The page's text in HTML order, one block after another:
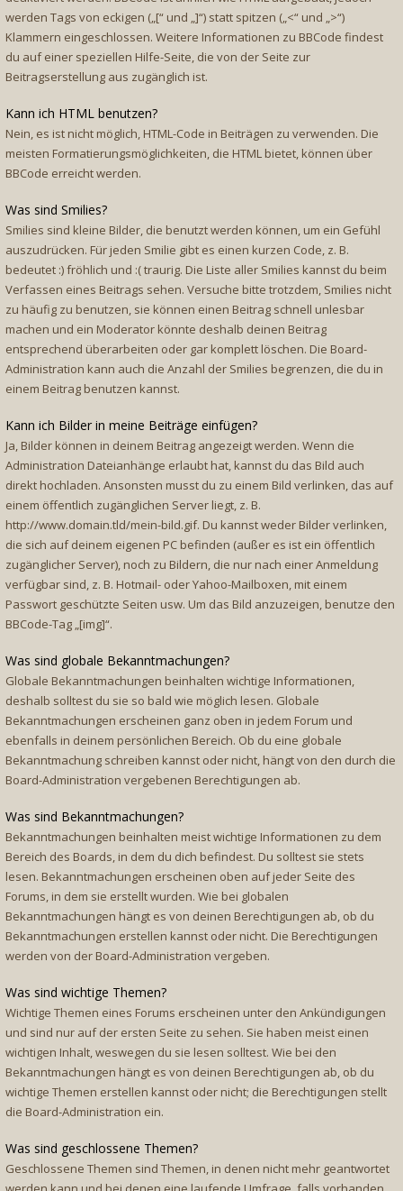
werden Tags von eckigen („[“ und „]“) statt spitzen („<“ und „>“)
Klammern eingeschlossen. Weitere Informationen zu BBCode findest
du auf einer speziellen Hilfe-Seite, die von der Seite zur
Beitragserstellung aus zugänglich ist.
Kann ich HTML benutzen?
Nein, es ist nicht möglich, HTML-Code in Beiträgen zu verwenden. Die
meisten Formatierungsmöglichkeiten, die HTML bietet, können über
BBCode erreicht werden.
Was sind Smilies?
Smilies sind kleine Bilder, die benutzt werden können, um ein Gefühl
auszudrücken. Für jeden Smilie gibt es einen kurzen Code, z. B.
bedeutet :) fröhlich und :( traurig. Die Liste aller Smilies kannst du beim
Verfassen eines Beitrags sehen. Versuche bitte trotzdem, Smilies nicht
zu häufig zu benutzen, sie können einen Beitrag schnell unlesbar
machen und ein Moderator könnte deshalb deinen Beitrag
entsprechend überarbeiten oder gar komplett löschen. Die Board-
Administration kann auch die Anzahl der Smilies begrenzen, die du in
einem Beitrag benutzen kannst.
Kann ich Bilder in meine Beiträge einfügen?
Ja, Bilder können in deinem Beitrag angezeigt werden. Wenn die
Administration Dateianhänge erlaubt hat, kannst du das Bild auch
direkt hochladen. Ansonsten musst du zu einem Bild verlinken, das auf
einem öffentlich zugänglichen Server liegt, z. B.
http://www.domain.tld/mein-bild.gif. Du kannst weder Bilder verlinken,
die sich auf deinem eigenen PC befinden (außer es ist ein öffentlich
zugänglicher Server), noch zu Bildern, die nur nach einer Anmeldung
verfügbar sind, z. B. Hotmail- oder Yahoo-Mailboxen, mit einem
Passwort geschützte Seiten usw. Um das Bild anzuzeigen, benutze den
BBCode-Tag „[img]“.
Was sind globale Bekanntmachungen?
Globale Bekanntmachungen beinhalten wichtige Informationen,
deshalb solltest du sie so bald wie möglich lesen. Globale
Bekanntmachungen erscheinen ganz oben in jedem Forum und
ebenfalls in deinem persönlichen Bereich. Ob du eine globale
Bekanntmachung schreiben kannst oder nicht, hängt von den durch die
Board-Administration vergebenen Berechtigungen ab.
Was sind Bekanntmachungen?
Bekanntmachungen beinhalten meist wichtige Informationen zu dem
Bereich des Boards, in dem du dich befindest. Du solltest sie stets
lesen. Bekanntmachungen erscheinen oben auf jeder Seite des
Forums, in dem sie erstellt wurden. Wie bei globalen
Bekanntmachungen hängt es von deinen Berechtigungen ab, ob du
Bekanntmachungen erstellen kannst oder nicht. Die Berechtigungen
werden von der Board-Administration vergeben.
Was sind wichtige Themen?
Wichtige Themen eines Forums erscheinen unter den Ankündigungen
und sind nur auf der ersten Seite zu sehen. Sie haben meist einen
wichtigen Inhalt, weswegen du sie lesen solltest. Wie bei den
Bekanntmachungen hängt es von deinen Berechtigungen ab, ob du
wichtige Themen erstellen kannst oder nicht; die Berechtigungen stellt
die Board-Administration ein.
Was sind geschlossene Themen?
Geschlossene Themen sind Themen, in denen nicht mehr geantwortet